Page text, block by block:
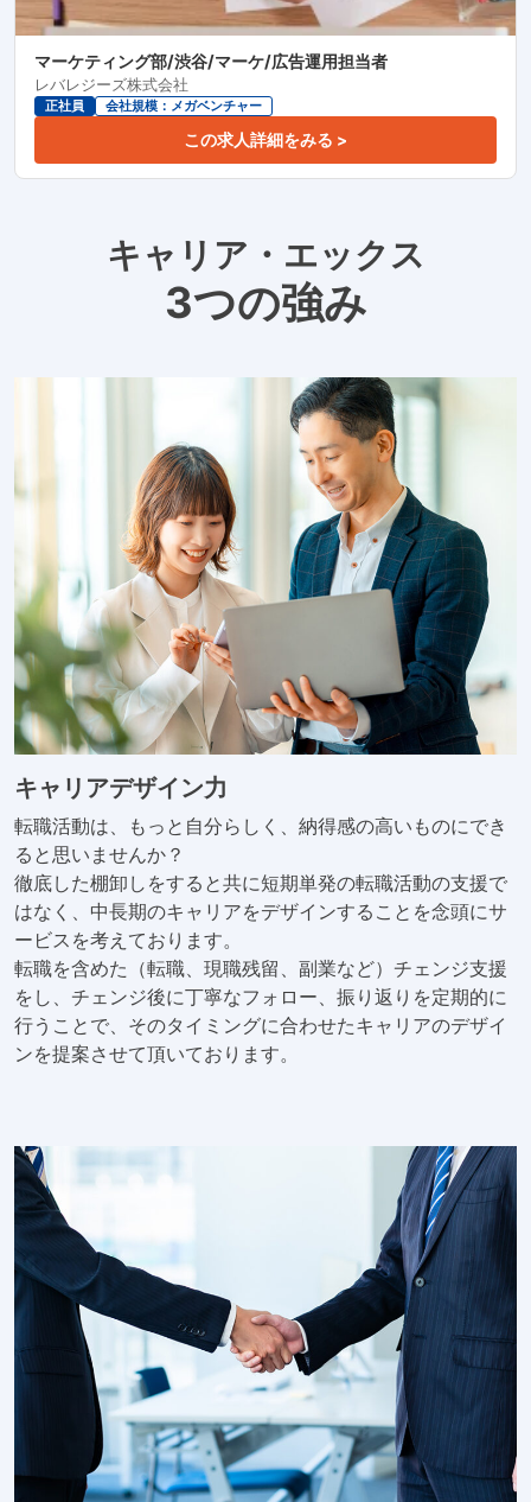
マーケティング部/渋谷/マーケ/広告運用担当者
レバレジーズ株式会社
正社員 会社規模：メガベンチャー
この求人詳細をみる >
キャリア・エックス
3つの強み
キャリアデザイン力
転職活動は、もっと自分らしく、納得感の高いものにでき
ると思いませんか？
徹底した棚卸しをすると共に短期単発の転職活動の支援で
はなく、中長期のキャリアをデザインすることを念頭にサ
ービスを考えております。
転職を含めた（転職、現職残留、副業など）チェンジ支援
をし、チェンジ後に丁寧なフォロー、振り返りを定期的に
行うことで、そのタイミングに合わせたキャリアのデザイ
ンを提案させて頂いております。